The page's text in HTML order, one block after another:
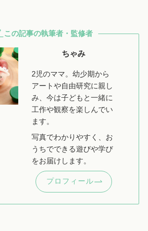
この記事の執筆者・監修者
ちゃみ
2児のママ。幼少期から
アートや自由研究に親し
み、今は子どもと一緒に
工作や観察を楽しんでい
ます。
写真でわかりやすく、お
うちでできる遊びや学び
をお届けします。
プロフィール